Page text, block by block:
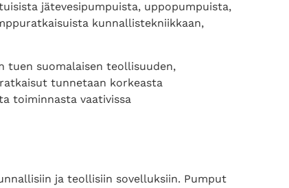
jätevesipumpuista, uppopumpuista,
kunnallistekniikkaan,
tuen suomalaisen teollisuuden,
tunnetaan korkeasta
toiminnasta vaativissa
ja teollisiin sovelluksiin. Pumput